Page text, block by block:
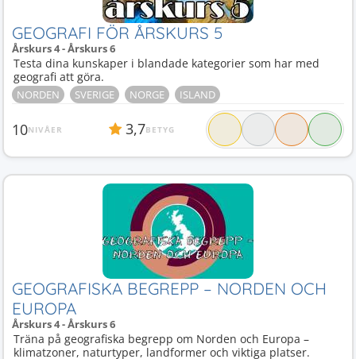
GEOGRAFI FÖR ÅRSKURS 5
Årskurs 4 - Årskurs 6
Testa dina kunskaper i blandade kategorier som har med
geografi att göra.
NORDEN SVERIGE NORGE ISLAND
10NIVÅER 3,7BETYG
GEOGRAFISKA BEGREPP – NORDEN OCH
EUROPA
Årskurs 4 - Årskurs 6
Träna på geografiska begrepp om Norden och Europa –
klimatzoner, naturtyper, landformer och viktiga platser.